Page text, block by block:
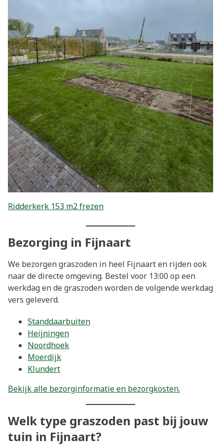
Ridderkerk 153 m2 frezen
Bezorging in Fijnaart
We bezorgen graszoden in heel Fijnaart en rijden ook
naar de directe omgeving. Bestel voor 13:00 op een
werkdag en de graszoden worden de volgende werkdag
vers geleverd.
Standdaarbuiten
Heijningen
Noordhoek
Moerdijk
Klundert
Bekijk alle bezorginformatie en bezorgkosten.
Welk type graszoden past bij jouw
tuin in Fijnaart?